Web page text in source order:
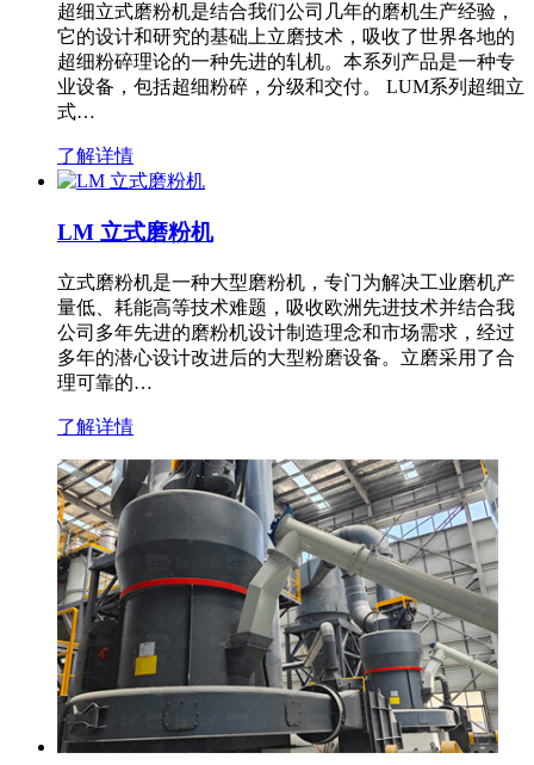
超细立式磨粉机是结合我们公司几年的磨机生产经验，
它的设计和研究的基础上立磨技术，吸收了世界各地的
超细粉碎理论的一种先进的轧机。本系列产品是一种专
业设备，包括超细粉碎，分级和交付。 LUM系列超细立
式…
了解详情
LM 立式磨粉机
立式磨粉机是一种大型磨粉机，专门为解决工业磨机产
量低、耗能高等技术难题，吸收欧洲先进技术并结合我
公司多年先进的磨粉机设计制造理念和市场需求，经过
多年的潜心设计改进后的大型粉磨设备。立磨采用了合
理可靠的…
了解详情